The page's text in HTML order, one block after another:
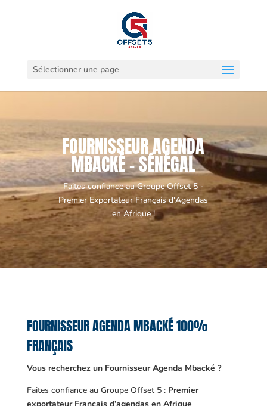
Sélectionner une page
FOURNISSEUR AGENDA
MBACKÉ - SÉNÉGAL
Faites confiance au Groupe Offset 5 -
Premier Exportateur Français d'Agendas
en Afrique !
FOURNISSEUR AGENDA MBACKÉ 100%
FRANÇAIS
Vous recherchez un Fournisseur Agenda Mbacké ?
Faites confiance au Groupe Offset 5 : Premier